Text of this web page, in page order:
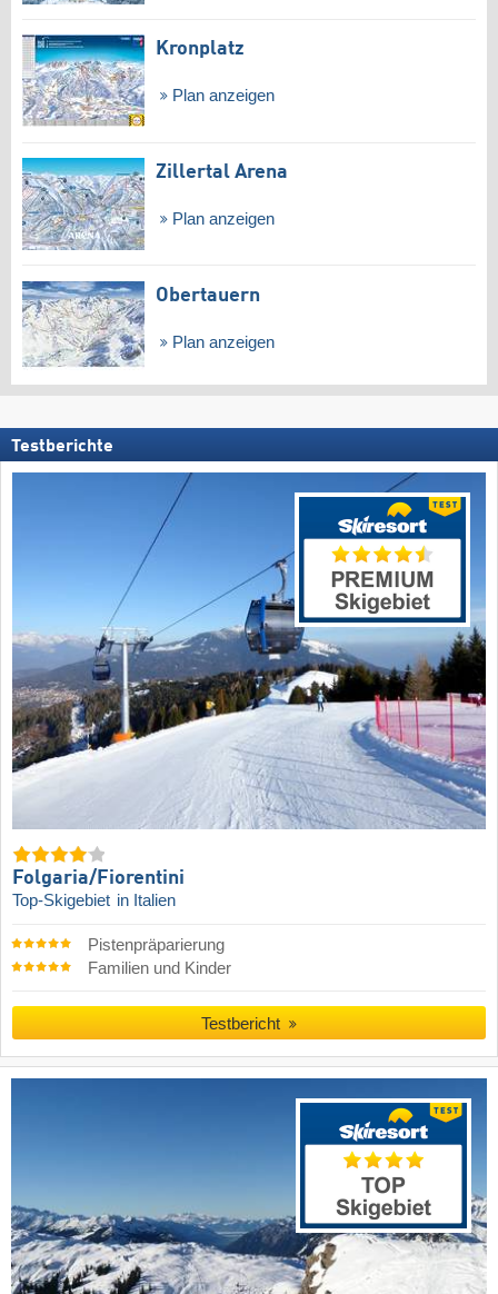
Kronplatz
Plan anzeigen
Zillertal Arena
Plan anzeigen
Obertauern
Plan anzeigen
Testberichte
Folgaria/​Fiorentini
Top-Skigebiet in Italien
Pistenpräparierung
Familien und Kinder
Testbericht